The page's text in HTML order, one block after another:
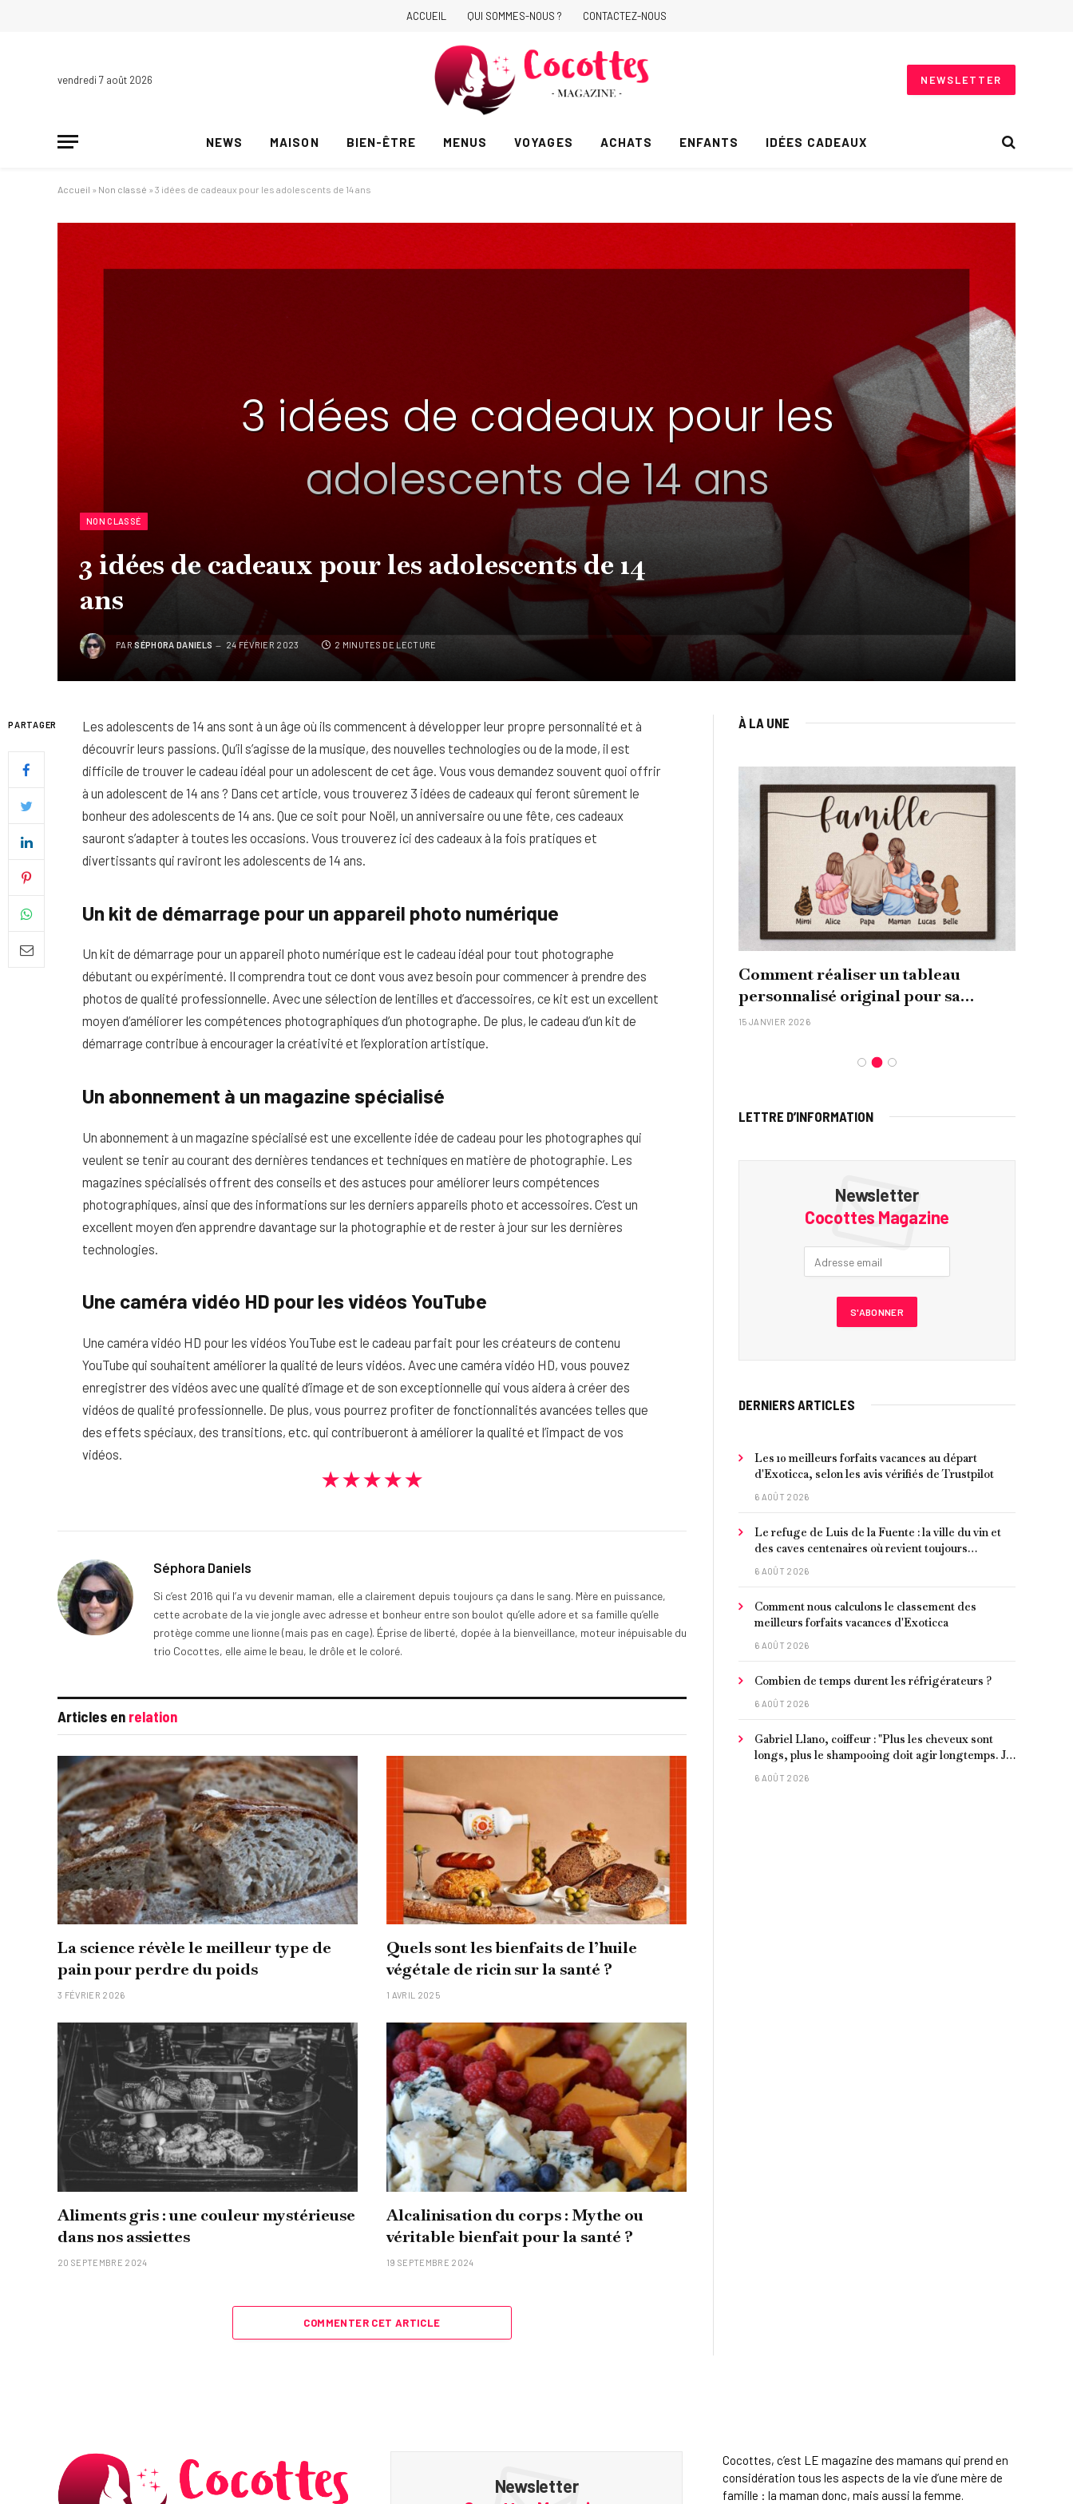
ACCUEIL QUI SOMMES-NOUS ? CONTACTEZ-NOUS
vendredi 7 août 2026 NEWSLETTER
NEWS MAISON BIEN-ÊTRE MENUS VOYAGES ACHATS ENFANTS IDÉES CADEAUX
Accueil » Non classé » 3 idées de cadeaux pour les adolescents de 14 ans
NON CLASSÉ
3 idées de cadeaux pour les adolescents de 14
ans
PAR SÉPHORA DANIELS 24 FÉVRIER 2023 2 MINUTES DE LECTURE
PARTAGER
Les adolescents de 14 ans sont à un âge où ils commencent à développer leur propre personnalité et à
découvrir leurs passions. Qu’il s’agisse de la musique, des nouvelles technologies ou de la mode, il est
difficile de trouver le cadeau idéal pour un adolescent de cet âge. Vous vous demandez souvent quoi offrir
à un adolescent de 14 ans ? Dans cet article, vous trouverez 3 idées de cadeaux qui feront sûrement le
bonheur des adolescents de 14 ans. Que ce soit pour Noël, un anniversaire ou une fête, ces cadeaux
sauront s’adapter à toutes les occasions. Vous trouverez ici des cadeaux à la fois pratiques et
divertissants qui raviront les adolescents de 14 ans.
Un kit de démarrage pour un appareil photo numérique
Un kit de démarrage pour un appareil photo numérique est le cadeau idéal pour tout photographe
débutant ou expérimenté. Il comprendra tout ce dont vous avez besoin pour commencer à prendre des
photos de qualité professionnelle. Avec une sélection de lentilles et d’accessoires, ce kit est un excellent
moyen d’améliorer les compétences photographiques d’un photographe. De plus, le cadeau d’un kit de
démarrage contribue à encourager la créativité et l’exploration artistique.
Un abonnement à un magazine spécialisé
Un abonnement à un magazine spécialisé est une excellente idée de cadeau pour les photographes qui
veulent se tenir au courant des dernières tendances et techniques en matière de photographie. Les
magazines spécialisés offrent des conseils et des astuces pour améliorer leurs compétences
photographiques, ainsi que des informations sur les derniers appareils photo et accessoires. C’est un
excellent moyen d’en apprendre davantage sur la photographie et de rester à jour sur les dernières
technologies.
Une caméra vidéo HD pour les vidéos YouTube
Une caméra vidéo HD pour les vidéos YouTube est le cadeau parfait pour les créateurs de contenu
YouTube qui souhaitent améliorer la qualité de leurs vidéos. Avec une caméra vidéo HD, vous pouvez
enregistrer des vidéos avec une qualité d’image et de son exceptionnelle qui vous aidera à créer des
vidéos de qualité professionnelle. De plus, vous pourrez profiter de fonctionnalités avancées telles que
des effets spéciaux, des transitions, etc. qui contribueront à améliorer la qualité et l’impact de vos
vidéos.
★★★★★
Séphora Daniels
Si c’est 2016 qui l’a vu devenir maman, elle a clairement depuis toujours ça dans le sang. Mère en puissance,
cette acrobate de la vie jongle avec adresse et bonheur entre son boulot qu’elle adore et sa famille qu’elle
protège comme une lionne (mais pas en cage). Éprise de liberté, dopée à la bienveillance, moteur inépuisable du
trio Cocottes, elle aime le beau, le drôle et le coloré.
Articles en relation
La science révèle le meilleur type de
pain pour perdre du poids
3 FÉVRIER 2026
Quels sont les bienfaits de l’huile
végétale de ricin sur la santé ?
1 AVRIL 2025
Aliments gris : une couleur mystérieuse
dans nos assiettes
20 SEPTEMBRE 2024
Alcalinisation du corps : Mythe ou
véritable bienfait pour la santé ?
19 SEPTEMBRE 2024
COMMENTER CET ARTICLE
À LA UNE
Quel soin adopter pour une peau
uniforme et lumineuse
26 NOVEMBRE 2025
Peau sèche et sensible : quels soins
utiliser pour ne pas l’irriter ?
4 JUIN 2026
Comment réaliser un tableau
personnalisé original pour sa
famille ?
15 JANVIER 2026
LETTRE D’INFORMATION
Newsletter
Cocottes Magazine
DERNIERS ARTICLES
Les 10 meilleurs forfaits vacances au départ
d'Exoticca, selon les avis vérifiés de Trustpilot
6 AOÛT 2026
Le refuge de Luis de la Fuente : la ville du vin et
des caves centenaires où revient toujours
l'entraîneur espagnol
6 AOÛT 2026
Comment nous calculons le classement des
meilleurs forfaits vacances d'Exoticca
6 AOÛT 2026
Combien de temps durent les réfrigérateurs ?
6 AOÛT 2026
Gabriel Llano, coiffeur : "Plus les cheveux sont
longs, plus le shampooing doit agir longtemps. Je
conseille de le laisser entre 1 et 3 minutes."
6 AOÛT 2026
Newsletter
Cocottes, c’est LE magazine des mamans qui prend en
considération tous les aspects de la vie d’une mère de
famille : la maman donc, mais aussi la femme.